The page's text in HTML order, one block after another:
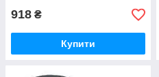
918 ₴
Купити